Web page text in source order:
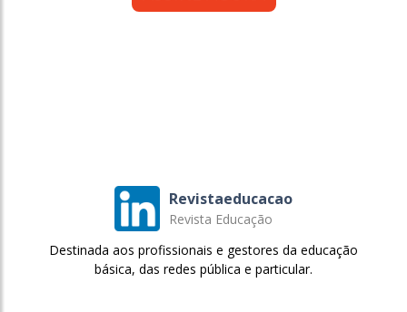
Revistaeducacao
Revista Educação
Destinada aos profissionais e gestores da educação
básica, das redes pública e particular.